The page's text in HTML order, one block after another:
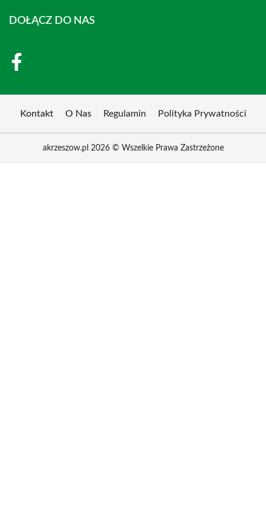
DOŁĄCZ DO NAS
Kontakt O Nas Regulamin Polityka Prywatności
akrzeszow.pl 2026 © Wszelkie Prawa Zastrzeżone